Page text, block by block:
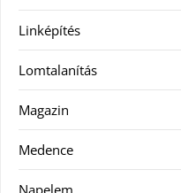
Linképítés
Lomtalanítás
Magazin
Medence
Napelem